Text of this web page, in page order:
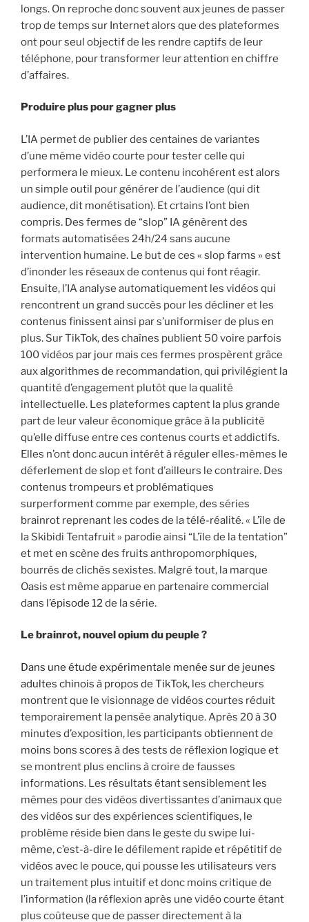
longs. On reproche donc souvent aux jeunes de passer
trop de temps sur Internet alors que des plateformes
ont pour seul objectif de les rendre captifs de leur
téléphone, pour transformer leur attention en chiffre
d’affaires.
Produire plus pour gagner plus
L’IA permet de publier des centaines de variantes
d’une même vidéo courte pour tester celle qui
performera le mieux. Le contenu incohérent est alors
un simple outil pour générer de l’audience (qui dit
audience, dit monétisation). Et crtains l’ont bien
compris. Des fermes de “slop” IA génèrent des
formats automatisées 24h/24 sans aucune
intervention humaine. Le but de ces « slop farms » est
d’inonder les réseaux de contenus qui font réagir.
Ensuite, l’IA analyse automatiquement les vidéos qui
rencontrent un grand succès pour les décliner et les
contenus finissent ainsi par s’uniformiser de plus en
plus. Sur TikTok, des chaînes publient 50 voire parfois
100 vidéos par jour mais ces fermes prospèrent grâce
aux algorithmes de recommandation, qui privilégient la
quantité d’engagement plutôt que la qualité
intellectuelle. Les plateformes captent la plus grande
part de leur valeur économique grâce à la publicité
qu’elle diffuse entre ces contenus courts et addictifs.
Elles n’ont donc aucun intérêt à réguler elles-mêmes le
déferlement de slop et font d’ailleurs le contraire. Des
contenus trompeurs et problématiques
surperforment comme par exemple, des séries
brainrot reprenant les codes de la télé-réalité. « L’île de
la Skibidi Tentafruit » parodie ainsi “L’île de la tentation”
et met en scène des fruits anthropomorphiques,
bourrés de clichés sexistes. Malgré tout, la marque
Oasis est même apparue en partenaire commercial
dans l’épisode 12de la série.
Le brainrot, nouvel opium du peuple ?
Dans une étude expérimentale menée sur de jeunes
adultes chinois à propos de TikTok, les chercheurs
montrent que le visionnage de vidéos courtes réduit
temporairement la pensée analytique. Après 20 à 30
minutes d’exposition, les participants obtiennent de
moins bons scores à des tests de réflexion logique et
se montrent plus enclins à croire de fausses
informations. Les résultats étant sensiblement les
mêmes pour des vidéos divertissantes d’animaux que
des vidéos sur des expériences scientifiques, le
problème réside bien dans le geste du swipe lui-
même, c’est-à-dire le défilement rapide et répétitif de
vidéos avec le pouce, qui pousse les utilisateurs vers
un traitement plus intuitif et donc moins critique de
l’information (la réflexion après une vidéo courte étant
plus coûteuse que de passer directement à la